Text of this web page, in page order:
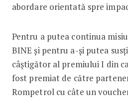
abordare orientată spre
Pentru a putea continua
BINE și pentru a-și putea
câștigător al premiului I din
fost premiat de către
Rompetrol cu câte un